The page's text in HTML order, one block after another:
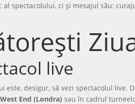
spectacolului, ci și mesajul său:
live
desigur, să vezi spectacolul live.
West End (Londra) sau în cadrul